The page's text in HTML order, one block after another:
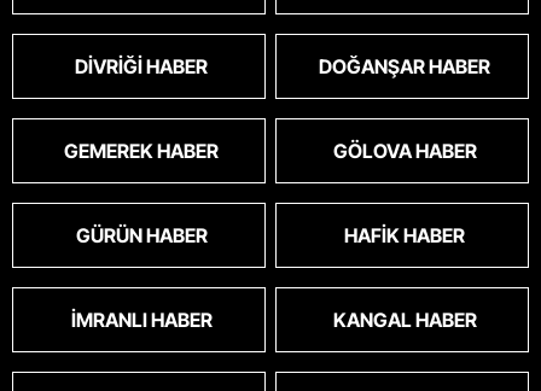
DIVRIĞI HABER DOĞANŞAR HABER
GEMEREK HABER GÖLOVA HABER
GÜRÜN HABER HAFIK HABER
İMRANLI HABER KANGAL HABER